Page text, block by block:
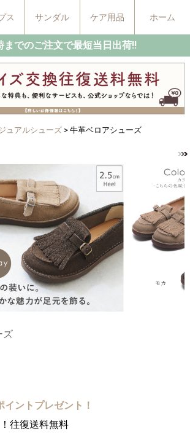
ス サンダル ケア用品 ホーム
までのご注文で最短当日出荷!!
ュアルシューズ > 牛革ベロアシューズ
ズ
ントプレゼント！
往復送料無料